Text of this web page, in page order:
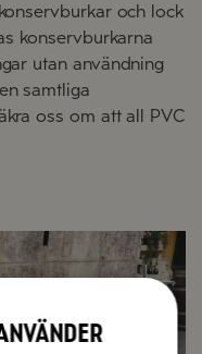
och lock
konservburkarna
utan användning
samtliga
oss om att all PVC